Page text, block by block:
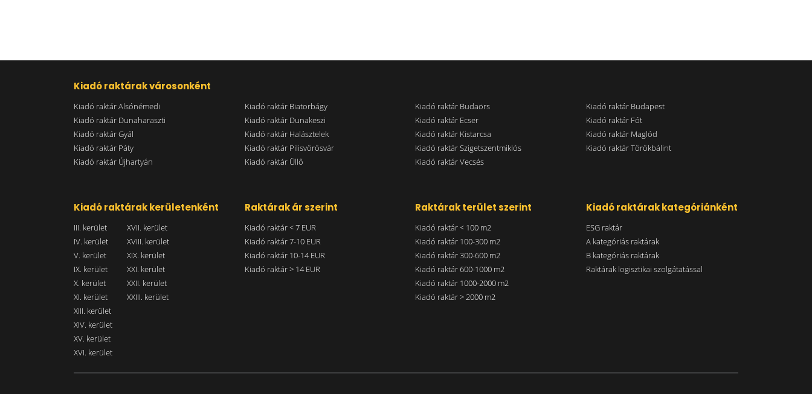
Kiadó raktárak városonként
Kiadó raktár Alsónémedi Kiadó raktár Biatorbágy Kiadó raktár Budaörs
Kiadó raktár Budapest
Kiadó raktár Dunaharaszti
Kiadó raktár Dunakeszi Kiadó raktár Ecser
Kiadó raktár Fót
Kiadó raktár Gyál
Kiadó raktár Halásztelek Kiadó raktár Kistarcsa
Kiadó raktár Maglód
Kiadó raktár Páty
Kiadó raktár Pilisvörösvár Kiadó raktár Szigetszentmiklós
Kiadó raktár Törökbálint
Kiadó raktár Újhartyán
Kiadó raktár Üllő Kiadó raktár Vecsés
Kiadó raktárak kerületenként
III. kerület
IV. kerület
V. kerület
IX. kerület
X. kerület
XI. kerület
XIII. kerület
XIV. kerület
XV. kerület
XVI. kerület
XVII. kerület
XVIII. kerület
XIX. kerület
XXI. kerület
XXII. kerület
XXIII. kerület
Raktárak ár szerint
Kiadó raktár < 7 EUR
Kiadó raktár 7-10 EUR
Kiadó raktár 10-14 EUR
Kiadó raktár > 14 EUR
Raktárak terület szerint
Kiadó raktár < 100 m2
Kiadó raktár 100-300 m2
Kiadó raktár 300-600 m2
Kiadó raktár 600-1000 m2
Kiadó raktár 1000-2000 m2
Kiadó raktár > 2000 m2
Kiadó raktárak kategóriánként
ESG raktár
A kategóriás raktárak
B kategóriás raktárak
Raktárak logisztikai szolgátatással